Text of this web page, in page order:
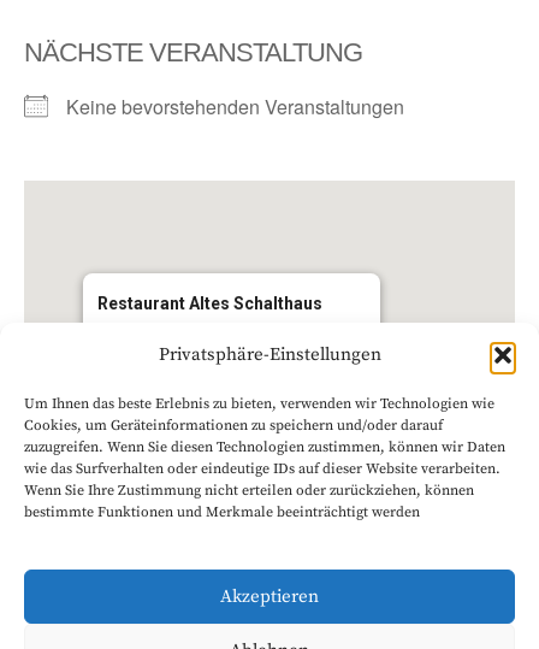
Privatsphäre-Einstellungen
Um Ihnen das beste Erlebnis zu bieten, verwenden wir Technologien wie
Cookies, um Geräteinformationen zu speichern und/oder darauf
zuzugreifen. Wenn Sie diesen Technologien zustimmen, können wir Daten
wie das Surfverhalten oder eindeutige IDs auf dieser Website verarbeiten.
Wenn Sie Ihre Zustimmung nicht erteilen oder zurückziehen, können
bestimmte Funktionen und Merkmale beeinträchtigt werden
Akzeptieren
NÄCHSTE VERANSTALTUNG
Keine bevorstehenden Veranstaltungen
Restaurant Altes Schalthaus
Veranstaltungen anzeigen
Kommende Veranstaltungen